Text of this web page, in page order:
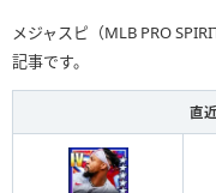
メジャスピ（MLB PRO
記事です。
直